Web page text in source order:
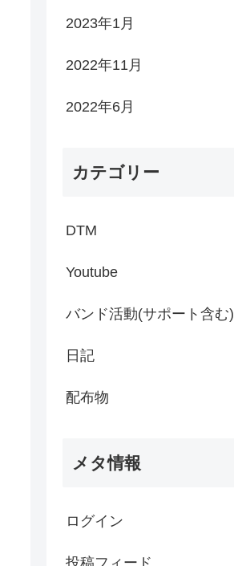
2023年1月
2022年11月
2022年6月
カテゴリー
DTM
Youtube
バンド活動(サポート含む)
日記
配布物
メタ情報
ログイン
投稿フィード